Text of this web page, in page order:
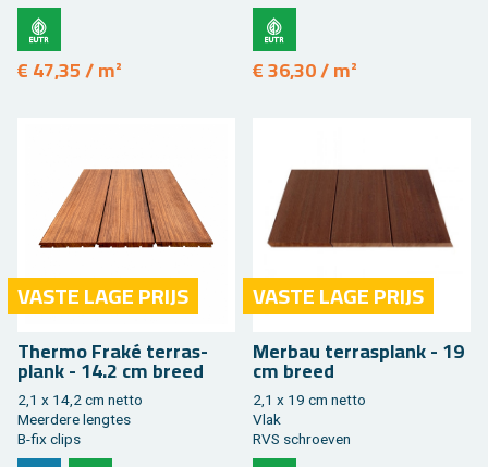
€ 47,35 / m² € 36,30 / m²
VASTE LAGE PRIJS
Ther­mo Fraké ter­ras­
plank - 14.2 cm breed
2,1 x 14,2 cm netto
Meer­de­re leng­tes
B-fix clips
VASTE LAGE PRIJS
Mer­bau ter­ras­plank - 19
cm breed
2,1 x 19 cm netto
Vlak
RVS schroe­ven